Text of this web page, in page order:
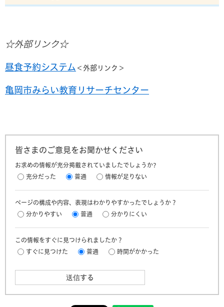
☆外部リンク☆
昼食予約システム ＜外部リンク＞
亀岡市みらい教育リサーチセンター
皆さまのご意見をお聞かせください
お求めの情報が充分掲載されていましたでしょうか?
充分だった
普通 情報が足りない
ページの構成や内容、表現はわかりやすかったでしょうか？
分かりやすい
普通 分かりにくい
この情報をすぐに見つけられましたか？
すぐに見つけた
普通 時間がかかった